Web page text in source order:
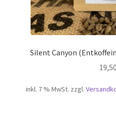
Silent Canyon
19,50
inkl. 7 % MwSt. zzgl.